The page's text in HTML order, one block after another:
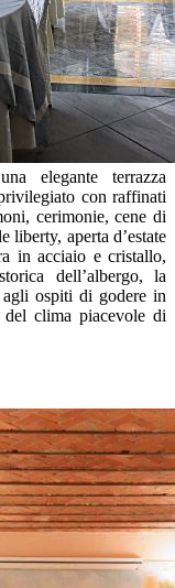
elegante terrazza
con raffinati
cerimonie, cene di
liberty, aperta d’estate
in acciaio e cristallo,
dell’albergo, la
agli ospiti di godere in
clima piacevole di